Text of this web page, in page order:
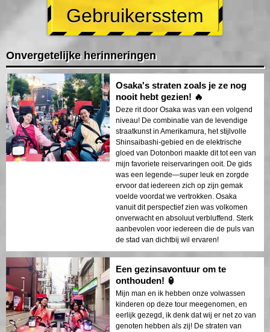
Gebruikersstem
Onvergetelijke herinneringen
Osaka's straten zoals je ze nog
nooit hebt gezien! 🔥
Deze rit door Osaka was van een volgend
niveau! De combinatie van de levendige
straatkunst in Amerikamura, het stijlvolle
Shinsaibashi-gebied en de elektrische
gloed van Dotonbori maakte dit tot een van
mijn favoriete reiservaringen ooit. De gids
was een legende—super leuk en zorgde
ervoor dat iedereen zich op zijn gemak
voelde voordat we vertrokken. Osaka
vanuit dit perspectief zien was volkomen
onverwacht en absoluut verbluffend. Sterk
aanbevolen voor iedereen die de puls van
de stad van dichtbij wil ervaren!
Een gezinsavontuur om te
onthouden! 🏮
Mijn man en ik hebben onze volwassen
kinderen op deze tour meegenomen, en
eerlijk gezegd, ik denk dat wij er net zo van
genoten hebben als zij! De straten van